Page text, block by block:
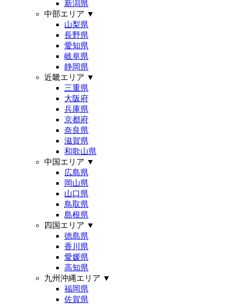
新潟県
中部エリア ▼
山梨県
長野県
愛知県
岐阜県
静岡県
近畿エリア ▼
三重県
大阪府
兵庫県
京都府
奈良県
滋賀県
和歌山県
中国エリア ▼
広島県
岡山県
山口県
鳥取県
島根県
四国エリア ▼
徳島県
香川県
愛媛県
高知県
九州沖縄エリア ▼
福岡県
佐賀県